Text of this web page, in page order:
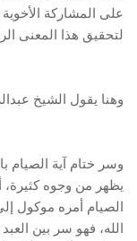
على المشاركة
لتحقيق هذا المعنى
وهنا يقول الشيخ
وسر ختام آية الصيام
يظهر من وجوه كثيرة،
الصيام أمره موكول
الله، فهو سر بين